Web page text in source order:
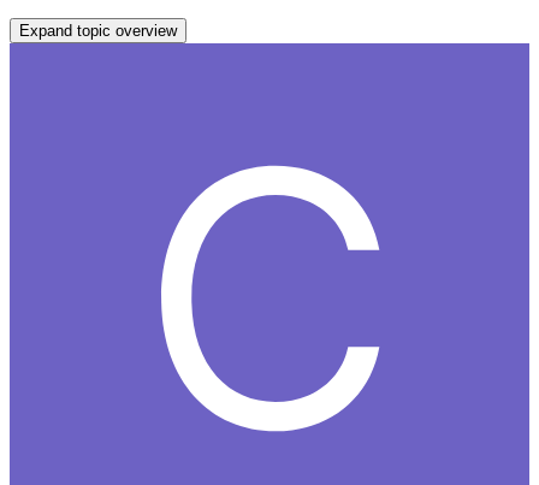
Expand topic overview